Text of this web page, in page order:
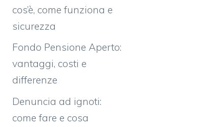
cos’è, come funziona e
sicurezza
Fondo Pensione Aperto:
vantaggi, costi e
differenze
Denuncia ad ignoti:
come fare e cosa